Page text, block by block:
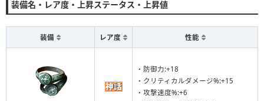
装備名・レア度・上昇ステータス・上昇値
装備 レア度 性能
・防御力:+18
・クリティカルダメージ%:+15
・攻撃速度%:+6